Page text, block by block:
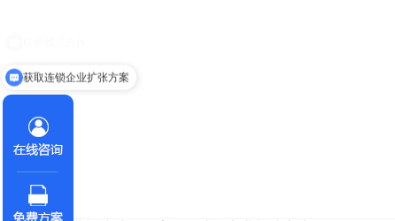
获取连锁企业扩张方案